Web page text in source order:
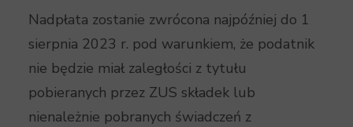
Nadpłata zostanie zwrócona najpóźniej do 1
sierpnia 2023 r. pod warunkiem, że podatnik
nie będzie miał zaległości z tytułu
pobieranych przez ZUS składek lub
nienależnie pobranych świadczeń z